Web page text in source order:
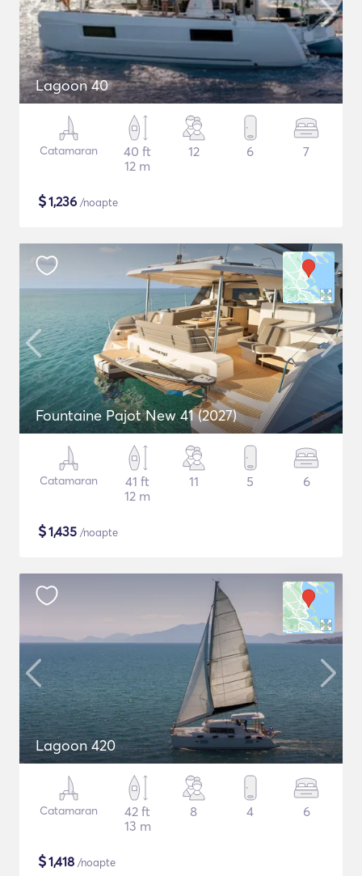
Lagoon 40
Catamaran
40 ft
12 m
12 6 7
$1,236 /noapte
Fountaine Pajot New 41 (2027)
Catamaran
41 ft
12 m
11 5 6
$1,435 /noapte
Lagoon 420
Catamaran
42 ft
13 m
8 4 6
$1,418 /noapte